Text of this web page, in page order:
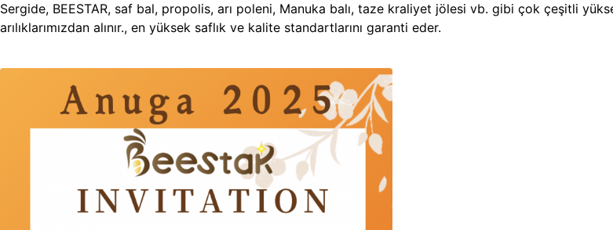
Sergide, BEESTAR, saf bal, propolis, arı poleni, Manuka balı, taze kraliyet jölesi vb. gibi çok çeşitli
arılıklarımızdan alınır., en yüksek saflık ve kalite standartlarını garanti eder.